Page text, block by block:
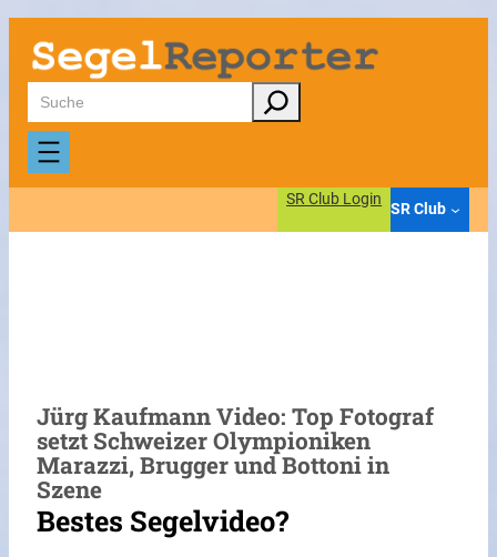
Zum
Inhalt
springen
Suchen
SR Club Login
SR Club
Jürg Kaufmann Video: Top Fotograf
setzt Schweizer Olympioniken
Marazzi, Brugger und Bottoni in
Szene
Bestes Segelvideo?